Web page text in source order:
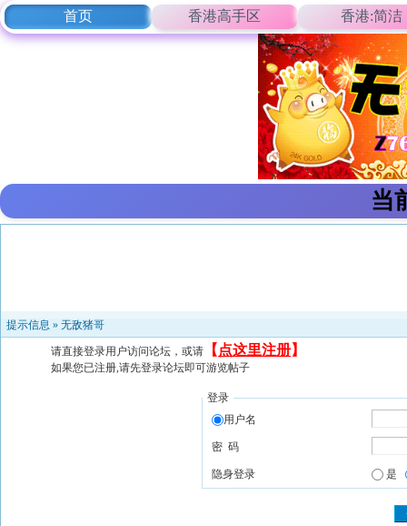
首页 香港高手区 香港:简洁
当
提示信息 » 无敌猪哥
请直接登录用户访问论坛，或请 【 点这里注册】
如果您已注册,请先登录论坛即可游览帖子
登录
用户名
密 码
隐身登录 是